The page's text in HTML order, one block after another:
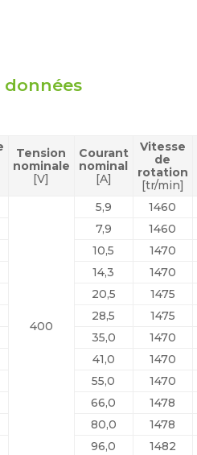
données
Tension
nominale
[V]
Courant
nominal
[A]
Vitesse
de
rotation
[tr/min]
400
5,9
1460
7,9
1460
10,5
1470
14,3
1470
20,5
1475
28,5
1475
35,0
1470
41,0
1470
55,0
1470
66,0
1478
80,0
1478
96,0 1482